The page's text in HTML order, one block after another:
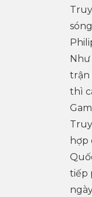
Như
trận
thì
hợp
tiếp